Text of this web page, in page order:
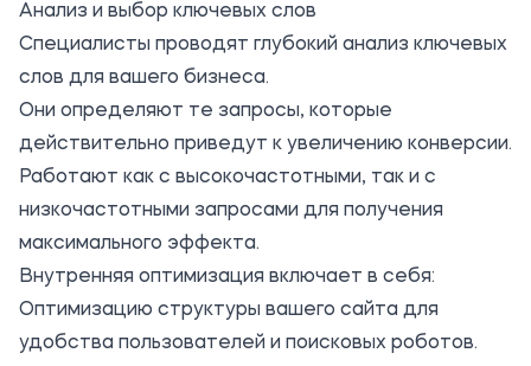
Анализ и выбор ключевых слов
Специалисты проводят глубокий анализ ключевых
слов для вашего бизнеса.
Они определяют те запросы, которые
действительно приведут к увеличению конверсии.
Работают как с высокочастотными, так и с
низкочастотными запросами для получения
максимального эффекта.
Внутренняя оптимизация включает в себя:
Оптимизацию структуры вашего сайта для
удобства пользователей и поисковых роботов.